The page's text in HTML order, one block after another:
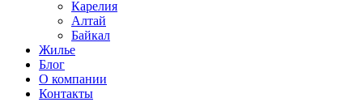
Карелия
Алтай
Байкал
Жилье
Блог
О компании
Контакты